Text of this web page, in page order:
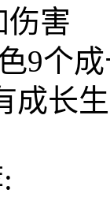
伤害
9个
成长